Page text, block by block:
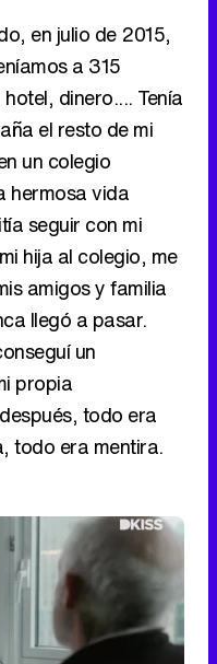
en julio de 2015,
a 315
dinero.... Tenía
el resto de mi
un colegio
hermosa vida
seguir con mi
hija al colegio, me
amigos y familia
llegó a pasar.
un
propia
todo era
todo era mentira.